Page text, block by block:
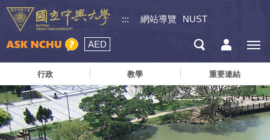
::: 網站導覽 NUST
AED
行政 教學 重要連結